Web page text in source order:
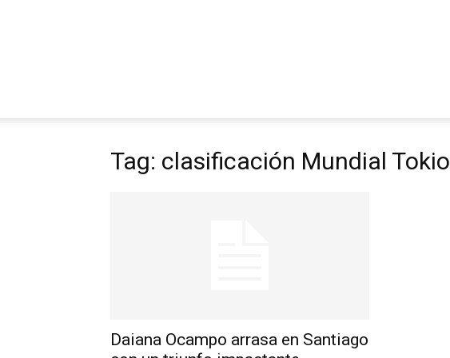
Tag: clasificación Mundial Tokio
Daiana Ocampo arrasa en Santiago